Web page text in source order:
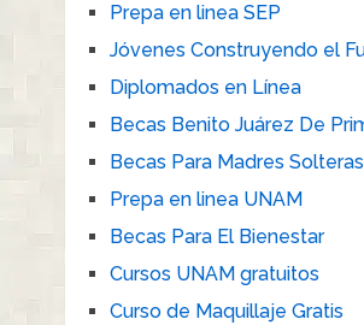
Prepa en linea SEP
Jóvenes Construyendo el
Diplomados en Línea
Becas Benito Juárez De
Becas Para Madres Solteras
Prepa en linea UNAM
Becas Para El Bienestar
Cursos UNAM gratuitos
Curso de Maquillaje Gratis